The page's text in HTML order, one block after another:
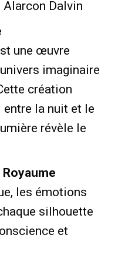
Alarcon Dalvin
une œuvre
imaginaire
création
la nuit et le
révèle le
les émotions
silhouette
et